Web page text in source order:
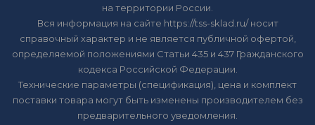
на территории России.
Вся информация на сайте https://tss-sklad.ru/ носит
справочный характер и не является публичной офертой,
определяемой положениями Статьи 435 и 437 Гражданского
кодекса Российской Федерации.
Технические параметры (спецификация), цена и комплект
поставки товара могут быть изменены производителем без
предварительного уведомления.